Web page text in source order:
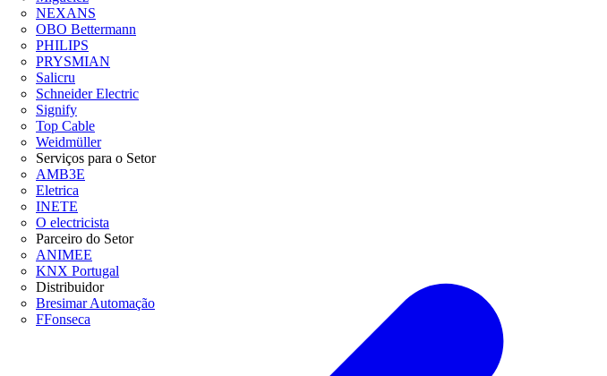
NEXANS
OBO Bettermann
PHILIPS
PRYSMIAN
Salicru
Schneider Electric
Signify
Top Cable
Weidmüller
Serviços para o Setor
AMB3E
Eletrica
INETE
O electricista
Parceiro do Setor
ANIMEE
KNX Portugal
Distribuidor
Bresimar Automação
FFonseca